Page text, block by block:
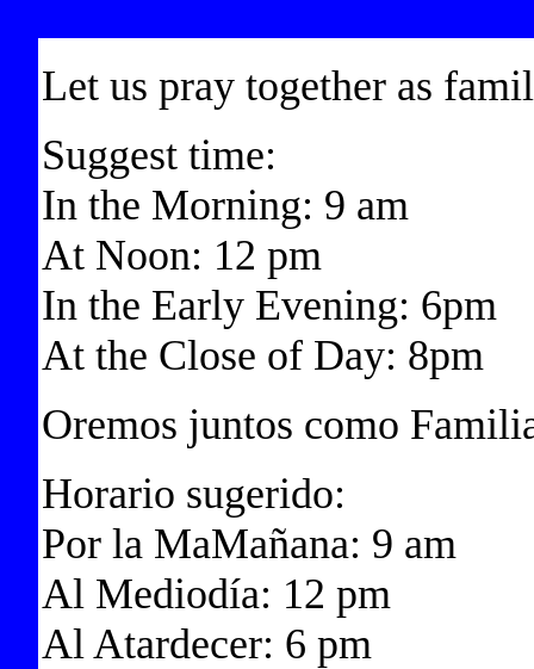
Let us pray together as
Suggest time:
In the Morning: 9 am
At Noon: 12 pm
In the Early Evening: 6pm
At the Close of Day: 8pm
Oremos juntos como
Horario sugerido:
Por la MaMañana: 9 am
Al Mediodía: 12 pm
Al Atardecer: 6 pm